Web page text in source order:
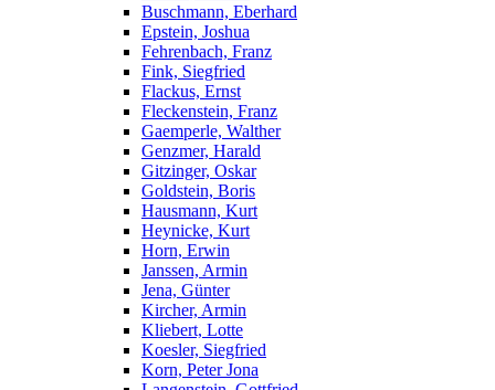
Buschmann, Eberhard
Epstein, Joshua
Fehrenbach, Franz
Fink, Siegfried
Flackus, Ernst
Fleckenstein, Franz
Gaemperle, Walther
Genzmer, Harald
Gitzinger, Oskar
Goldstein, Boris
Hausmann, Kurt
Heynicke, Kurt
Horn, Erwin
Janssen, Armin
Jena, Günter
Kircher, Armin
Kliebert, Lotte
Koesler, Siegfried
Korn, Peter Jona